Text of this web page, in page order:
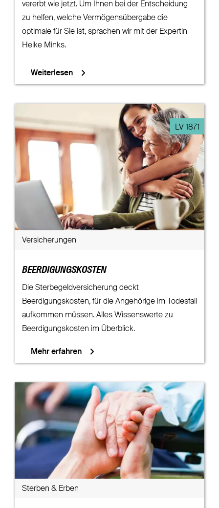
vererbt wie jetzt. Um Ihnen bei der Entscheidung
zu helfen, welche Vermögensübergabe die
optimale für Sie ist, sprachen wir mit der Expertin
Heike Minks.
Weiterlesen
LV 1871
Versicherungen
BEERDIGUNGSKOSTEN
Die Sterbegeldversicherung deckt
Beerdigungskosten, für die Angehörige im Todesfall
aufkommen müssen. Alles Wissenswerte zu
Beerdigungskosten im Überblick.
Mehr erfahren
Sterben & Erben